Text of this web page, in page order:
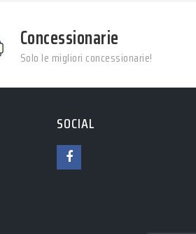
Concessionarie
Solo le migliori concessionarie!
SOCIAL